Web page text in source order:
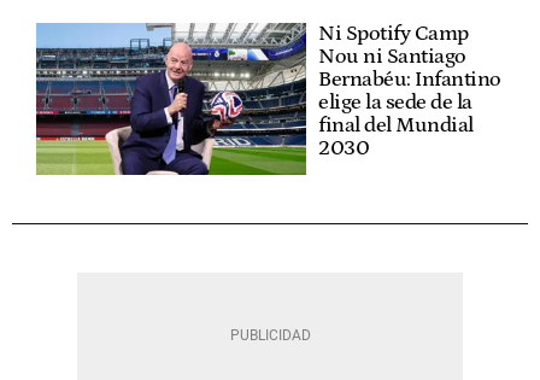
Ni Spotify Camp
Nou ni Santiago
Bernabéu: Infantino
elige la sede de la
final del Mundial
2030